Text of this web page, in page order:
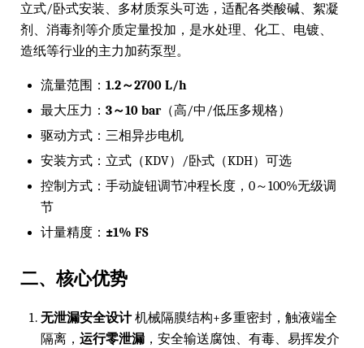
立式/卧式安装、多材质泵头可选，适配各类酸碱、絮凝
剂、消毒剂等介质定量投加，是水处理、化工、电镀、
造纸等行业的主力加药泵型。
流量范围： 1.2～2700 L/h
最大压力： 3～10 bar（高/中/低压多规格）
驱动方式：三相异步电机
安装方式：立式（KDV）/卧式（KDH）可选
控制方式：手动旋钮调节冲程长度，0～100%无级调
节
计量精度： ±1% FS
二、核心优势
无泄漏安全设计机械隔膜结构+多重密封，触液端全
隔离， 运行零泄漏 ，安全输送腐蚀、有毒、易挥发介